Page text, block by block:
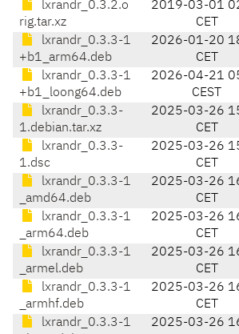
lxrandr_0.3.2.o
rig.tar.xz
2019-03-01
CET
lxrandr_0.3.3-1
+b1_arm64.deb
2026-01-20
CET
lxrandr_0.3.3-1
+b1_loong64.deb
2026-04-21
CEST
lxrandr_0.3.3-
1.debian.tar.xz
2025-03-26
CET
lxrandr_0.3.3-
1.dsc
2025-03-26
CET
lxrandr_0.3.3-1
_amd64.deb
2025-03-26
CET
lxrandr_0.3.3-1
_arm64.deb
2025-03-26
CET
lxrandr_0.3.3-1
_armel.deb
2025-03-26
CET
lxrandr_0.3.3-1
_armhf.deb
2025-03-26
CET
lxrandr_0.3.3-1
2025-03-26